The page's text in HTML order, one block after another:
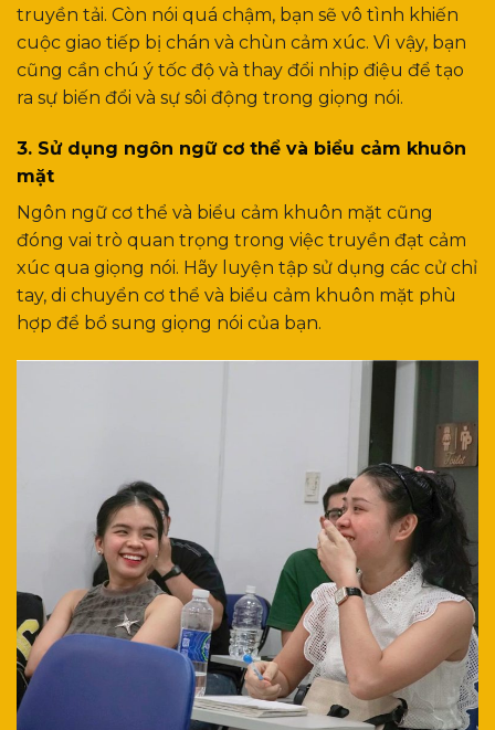
truyền tải. Còn nói quá chậm, bạn sẽ vô tình khiến
cuộc giao tiếp bị chán và chùn cảm xúc. Vì vậy, bạn
cũng cần chú ý tốc độ và thay đổi nhịp điệu để tạo
ra sự biến đổi và sự sôi động trong giọng nói.
3. Sử dụng ngôn ngữ cơ thể và biểu cảm khuôn
mặt
Ngôn ngữ cơ thể và biểu cảm khuôn mặt cũng
đóng vai trò quan trọng trong việc truyền đạt cảm
xúc qua giọng nói. Hãy luyện tập sử dụng các cử chỉ
tay, di chuyển cơ thể và biểu cảm khuôn mặt phù
hợp để bổ sung giọng nói của bạn.